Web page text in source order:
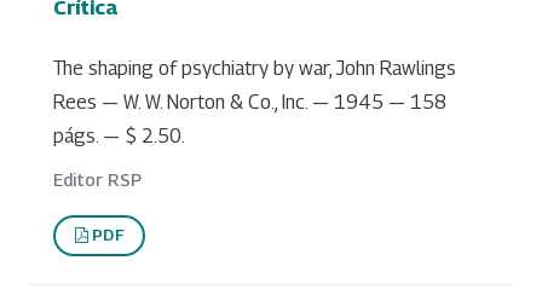
Crítica
The shaping of psychiatry by war, John Rawlings
Rees — W. W. Norton & Co., Inc. — 1945 — 158
págs. — $ 2.50.
Editor RSP
PDF